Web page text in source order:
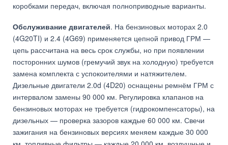
коробками передач, включая полноприводные варианты.
Обслуживание двигателей. На бензиновых моторах 2.0
(4G20TI) и 2.4 (4G69) применяется цепной привод ГРМ —
цепь рассчитана на весь срок службы, но при появлении
посторонних шумов (гремучий звук на холодную) требуется
замена комплекта с успокоителями и натяжителем.
Дизельные двигатели 2.0d (4D20) оснащены ремнём ГРМ с
интервалом замены 90 000 км. Регулировка клапанов на
бензиновых моторах не требуется (гидрокомпенсаторы), на
дизельных — проверка зазоров каждые 60 000 км. Свечи
зажигания на бензиновых версиях меняем каждые 30 000